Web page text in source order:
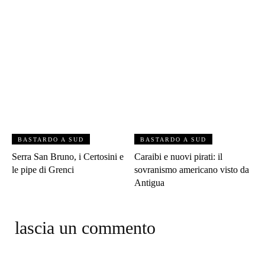
BASTARDO A SUD
Serra San Bruno, i Certosini e
le pipe di Grenci
BASTARDO A SUD
Caraibi e nuovi pirati: il
sovranismo americano visto da
Antigua
lascia un commento